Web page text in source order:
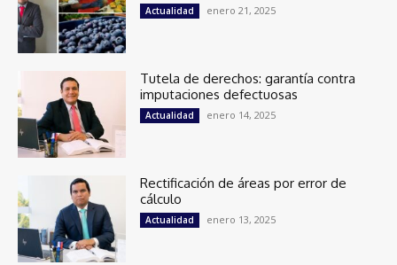
Actualidad enero 21, 2025
Tutela de derechos: garantía contra
imputaciones defectuosas
Actualidad enero 14, 2025
Rectificación de áreas por error de
cálculo
Actualidad enero 13, 2025